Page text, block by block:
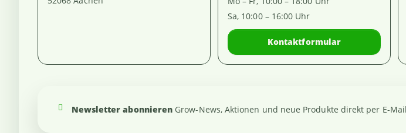
Sa, 10:00 – 16:00 Uhr
Kontaktformular
Newsletter abonnieren Grow-News, Aktionen und neue Produkte direkt per E-